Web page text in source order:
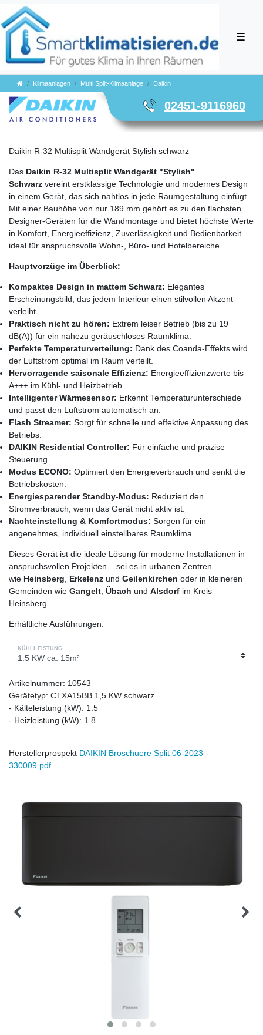
☰
Klimaanlagen Multi Split-Klimaanlage Daikin
02451-9116960
Daikin R-32 Multisplit Wandgerät Stylish schwarz
Das Daikin R‑32 Multisplit Wandgerät "Stylish"
Schwarz vereint erstklassige Technologie und modernes Design
in einem Gerät, das sich nahtlos in jede Raumgestaltung einfügt.
Mit einer Bauhöhe von nur 189 mm gehört es zu den flachsten
Designer-Geräten für die Wandmontage und bietet höchste Werte
in Komfort, Energieeffizienz, Zuverlässigkeit und Bedienbarkeit –
ideal für anspruchsvolle Wohn-, Büro- und Hotelbereiche.
Hauptvorzüge im Überblick:
Kompaktes Design in mattem Schwarz: Elegantes
Erscheinungsbild, das jedem Interieur einen stilvollen Akzent
verleiht.
Praktisch nicht zu hören: Extrem leiser Betrieb (bis zu 19
dB(A)) für ein nahezu geräuschloses Raumklima.
Perfekte Temperaturverteilung: Dank des Coanda-Effekts wird
der Luftstrom optimal im Raum verteilt.
Hervorragende saisonale Effizienz: Energieeffizienzwerte bis
A+++ im Kühl- und Heizbetrieb.
Intelligenter Wärmesensor: Erkennt Temperaturunterschiede
und passt den Luftstrom automatisch an.
Flash Streamer: Sorgt für schnelle und effektive Anpassung des
Betriebs.
DAIKIN Residential Controller: Für einfache und präzise
Steuerung.
Modus ECONO: Optimiert den Energieverbrauch und senkt die
Betriebskosten.
Energiesparender Standby-Modus: Reduziert den
Stromverbrauch, wenn das Gerät nicht aktiv ist.
Nachteinstellung & Komfortmodus: Sorgen für ein
angenehmes, individuell einstellbares Raumklima.
Dieses Gerät ist die ideale Lösung für moderne Installationen in
anspruchsvollen Projekten – sei es in urbanen Zentren
wie Heinsberg Erkelenz und Geilenkirchen oder in kleineren
Gemeinden wie Gangelt Übach und Alsdorf im Kreis
Heinsberg.
Erhältliche Ausführungen:
KÜHLLEISTUNG
Artikelnummer: 10543
Gerätetyp: CTXA15BB 1,5 KW schwarz
- Kälteleistung (kW): 1.5
- Heizleistung (kW): 1.8
Herstellerprospekt DAIKIN Broschuere Split 06-2023 -
330009.pdf